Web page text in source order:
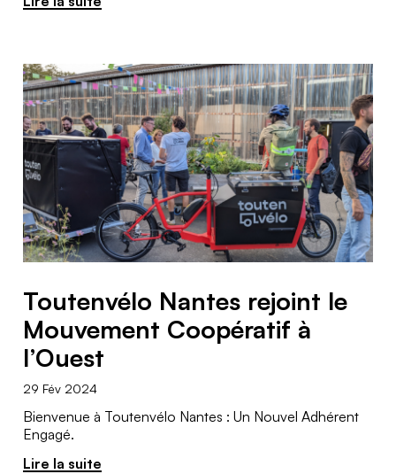
Toutenvélo Nantes rejoint le
Mouvement Coopératif à
l’Ouest
29 Fév 2024
Bienvenue à Toutenvélo Nantes : Un Nouvel Adhérent
Engagé.
Lire la suite